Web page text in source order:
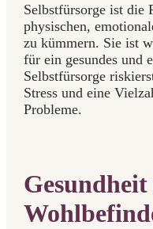
Selbstfürsorge ist die
physischen,
zu kümmern. Sie ist
für ein gesundes und
Selbstfürsorge
Stress und eine
Probleme.